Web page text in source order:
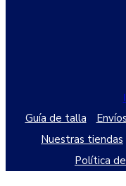
Guía de talla Envíos
Nuestras tiendas
Política